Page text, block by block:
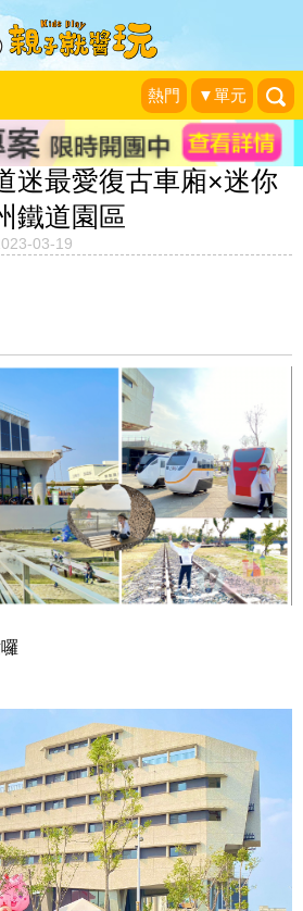
熱門 ▼單元
迷最愛復古車廂×迷你
鐵道園區
03-19